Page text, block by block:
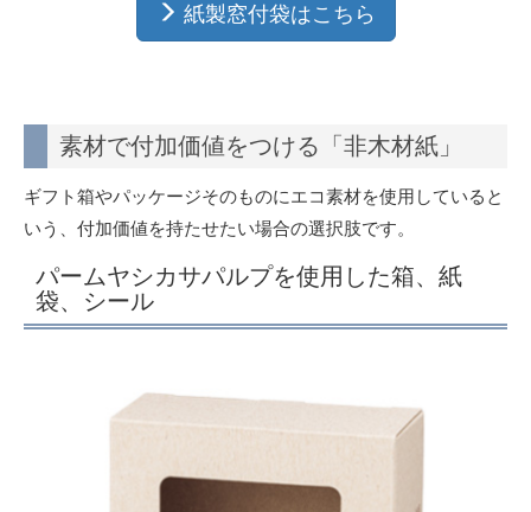
紙製窓付袋はこちら
素材で付加価値をつける「非木材紙」
ギフト箱やパッケージそのものにエコ素材を使用していると
いう、付加価値を持たせたい場合の選択肢です。
パームヤシカサパルプを使用した箱、紙
袋、シール